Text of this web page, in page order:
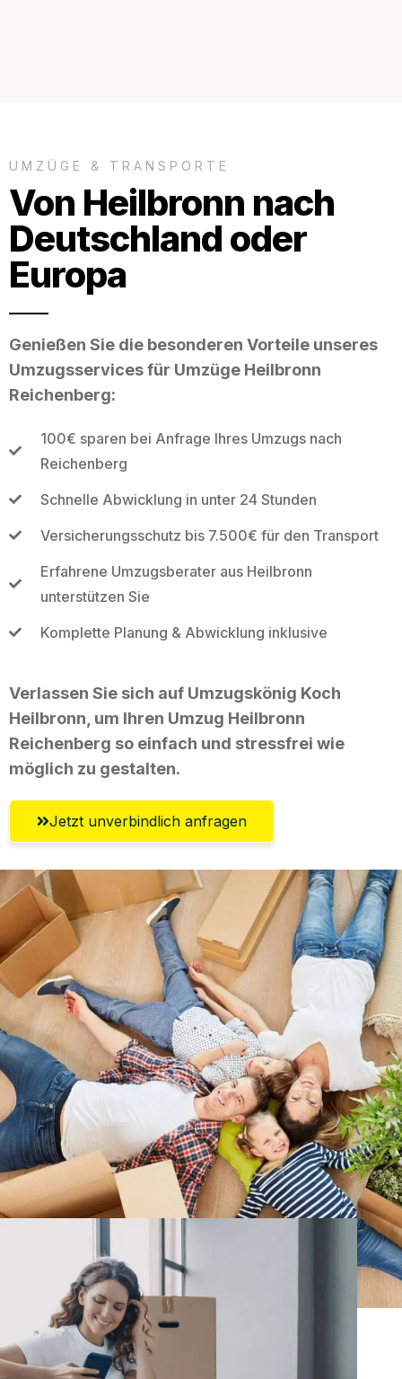
UMZÜGE & TRANSPORTE
Von Heilbronn nach
Deutschland oder
Europa
Genießen Sie die besonderen Vorteile unseres
Umzugsservices für Umzüge Heilbronn
Reichenberg:
100€ sparen bei Anfrage Ihres Umzugs nach
Reichenberg
Schnelle Abwicklung in unter 24 Stunden
Versicherungsschutz bis 7.500€ für den Transport
Erfahrene Umzugsberater aus Heilbronn
unterstützen Sie
Komplette Planung & Abwicklung inklusive
Verlassen Sie sich auf Umzugskönig Koch
Heilbronn, um Ihren Umzug Heilbronn
Reichenberg so einfach und stressfrei wie
möglich zu gestalten.
Jetzt unverbindlich anfragen